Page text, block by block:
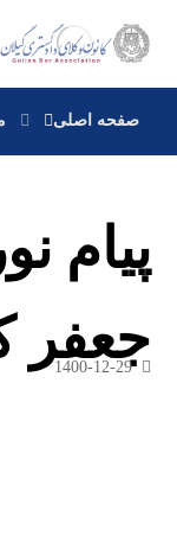
صفحه اصلی
پیام
جعفر
1400-12-29